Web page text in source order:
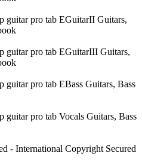
- International Copyright Secured